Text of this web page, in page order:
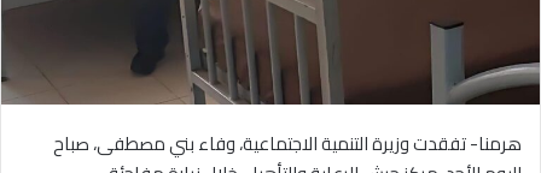
هرمنا- تفقدت وزيرة التنمية الاجتماعية، وفاء بني مصطفى، صباح